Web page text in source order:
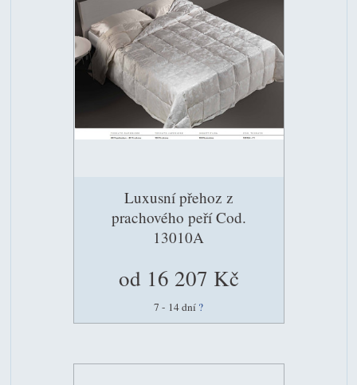
Luxusní přehoz z
prachového peří Cod.
13010A
od 16 207 Kč
7 - 14 dní ?